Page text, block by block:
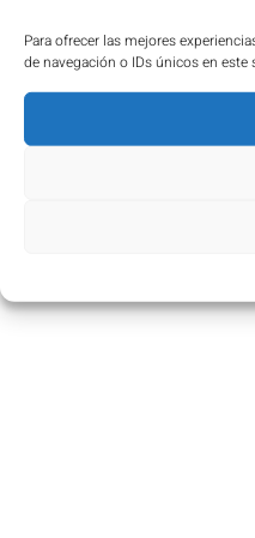
Para ofrecer las mejores
de navegación o IDs únicos en